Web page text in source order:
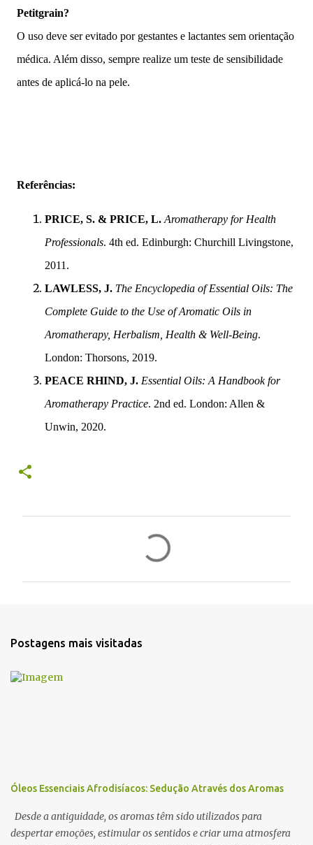
Petitgrain?
O uso deve ser evitado por gestantes e lactantes sem orientação
médica. Além disso, sempre realize um teste de sensibilidade
antes de aplicá-lo na pele.
Referências:
PRICE, S. & PRICE, L. Aromatherapy for Health
Professionals. 4th ed. Edinburgh: Churchill Livingstone,
2011.
LAWLESS, J. The Encyclopedia of Essential Oils: The
Complete Guide to the Use of Aromatic Oils in
Aromatherapy, Herbalism, Health & Well-Being.
London: Thorsons, 2019.
PEACE RHIND, J. Essential Oils: A Handbook for
Aromatherapy Practice. 2nd ed. London: Allen &
Unwin, 2020.
r
Postagens mais visitadas
Óleos Essenciais Afrodisíacos: Sedução Através dos Aromas
Desde a antiguidade, os aromas têm sido utilizados para
despertar emoções, estimular os sentidos e criar uma atmosfera